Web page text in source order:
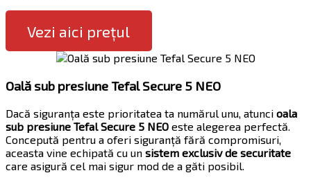
Vezi aici prețul
Oală sub presiune Tefal Secure 5 NEO
Dacă siguranța este prioritatea ta numărul unu, atunci oala
sub presiune Tefal Secure 5 NEO este alegerea perfectă.
Concepută pentru a oferi siguranță fără compromisuri,
aceasta vine echipată cu un sistem exclusiv de securitate
care asigură cel mai sigur mod de a găti posibil.